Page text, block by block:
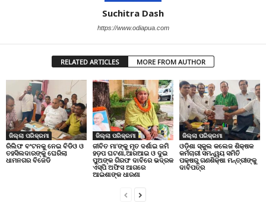
Suchitra Dash
https://www.odiapua.com
RELATED ARTICLES MORE FROM AUTHOR
ଜିଲ୍ଲା ପରିକ୍ରମା
ରିଲିଫ ବଂଟନକୁ ନେଇ ବିଡିଓ ଓ
ତହସିଲଦାରଙ୍କୁ ଘେରିଲା
ଧାମନଗର ବିଜେଡି
ଜିଲ୍ଲା ପରିକ୍ରମା
ଜୀବିତ ମା’ଙ୍କୁ ମୃତ ଦର୍ଶାଇ ଜମି
ହଡ଼ପ ଘଟଣା,ଆରଆଇ ଓ ଦୁଇ
ପୁଅଙ୍କ ଗିରଫ ଦାବିରେ ଭଦ୍ରକ
ଏସ୍‌ପି ଅଫିସ ଆଗରେ
ଆଇଶାଙ୍କ ଧାରଣା
ଜିଲ୍ଲା ପରିକ୍ରମା
ଓଡ଼ିଶା ସ୍କୁଲ କଲେଜ ଶିକ୍ଷକ
କର୍ମଚାରୀ ସମନ୍ୱୟ ସମିତି
ପକ୍ଷରୁ ଗଣଶିକ୍ଷା ମନ୍ତ୍ରୀଙ୍କୁ
ଦାବିପତ୍ର